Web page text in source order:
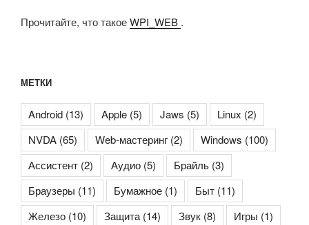
Прочитайте, что такоеWPI_WEB .
МЕТКИ
Android (13) Apple (5) Jaws (5) Linux (2)
NVDA (65) Web-мастеринг (2) Windows (100)
Ассистент (2) Аудио (5) Брайль (3)
Браузеры (11) Бумажное (1) Быт (11)
Железо (10) Защита(14) Звук (8) Игры (1)